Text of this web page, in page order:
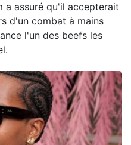
a assuré qu'il accepterait
d'un combat à mains
l'un des beefs les